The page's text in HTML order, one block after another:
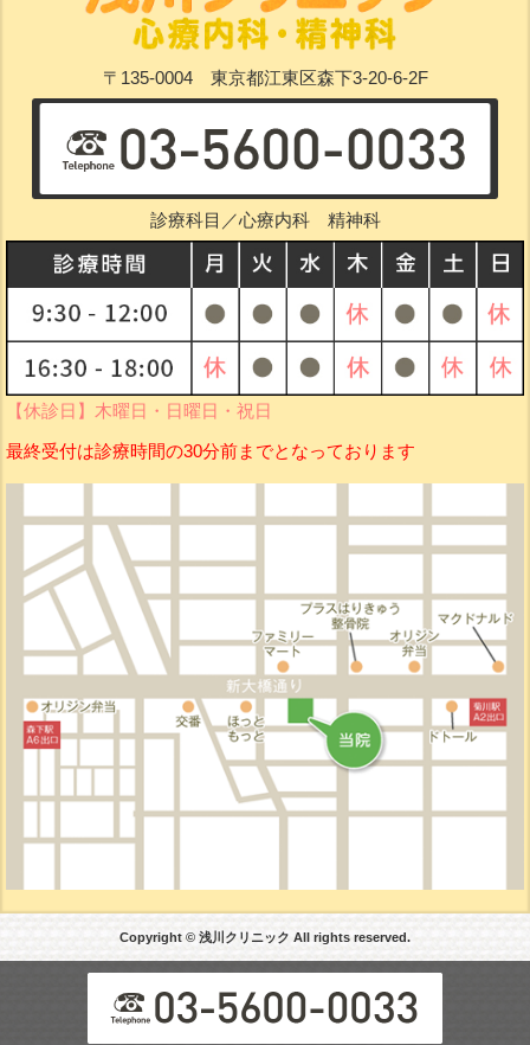
〒135-0004 東京都江東区森下3-20-6-2F
診療科目／心療内科 精神科
【休診日】木曜日・日曜日・祝日
最終受付は診療時間の30分前までとなっております
Copyright © 浅川クリニック All rights reserved.